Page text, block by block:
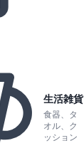
生活雑貨
食器、タ
オル、ク
ッション